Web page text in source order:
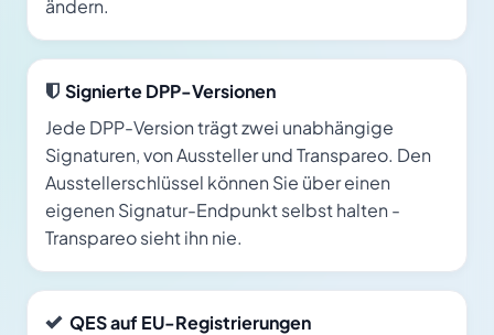
ändern.
Signierte DPP-Versionen
Jede DPP-Version trägt zwei unabhängige
Signaturen, von Aussteller und Transpareo. Den
Ausstellerschlüssel können Sie über einen
eigenen Signatur-Endpunkt selbst halten -
Transpareo sieht ihn nie.
QES auf EU-Registrierungen